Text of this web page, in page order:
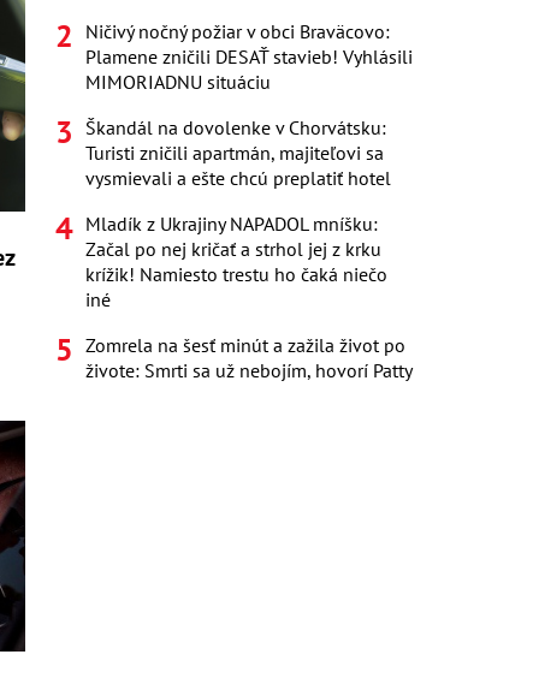
Ničivý nočný požiar v obci Braväcovo:
Plamene zničili DESAŤ stavieb! Vyhlásili
MIMORIADNU situáciu
Škandál na dovolenke v Chorvátsku:
Turisti zničili apartmán, majiteľovi sa
vysmievali a ešte chcú preplatiť hotel
Mladík z Ukrajiny NAPADOL mníšku:
Začal po nej kričať a strhol jej z krku
krížik! Namiesto trestu ho čaká niečo
iné
Zomrela na šesť minút a zažila život po
živote: Smrti sa už nebojím, hovorí Patty